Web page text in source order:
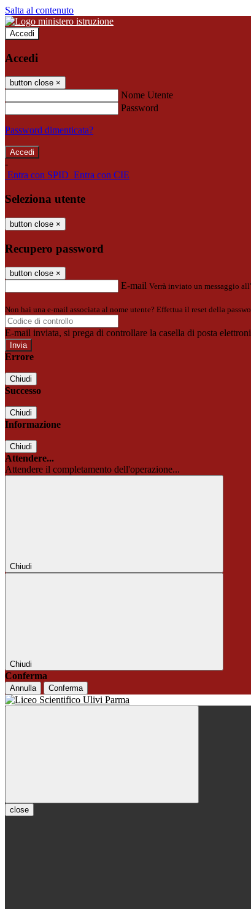
Salta al contenuto
Accedi
Accedi
button close ×
Nome Utente
Password
Password dimenticata?
-
Entra con SPID Entra con CIE
Seleziona utente
button close ×
Recupero password
button close ×
E-mail Verrà inviato un messaggio
Non hai una e-mail associata al nome utente? Effettua il reset della
E-mail inviata, si prega di controllare la casella di posta
Errore
Chiudi
Successo
Chiudi
Informazione
Chiudi
Attendere...
Attendere il completamento dell'operazione...
Chiudi
Chiudi
Conferma
Annulla Conferma
close